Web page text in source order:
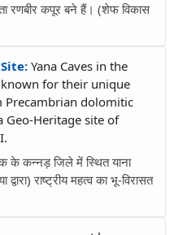
रणबीर कपूर बने हैं। (शेफ विकास
Yana Caves in the
for their unique
dolomitic
Geo-Heritage site of
के कन्नड़ जिले में स्थित याना
राष्ट्रीय महत्व का भू-विरासत